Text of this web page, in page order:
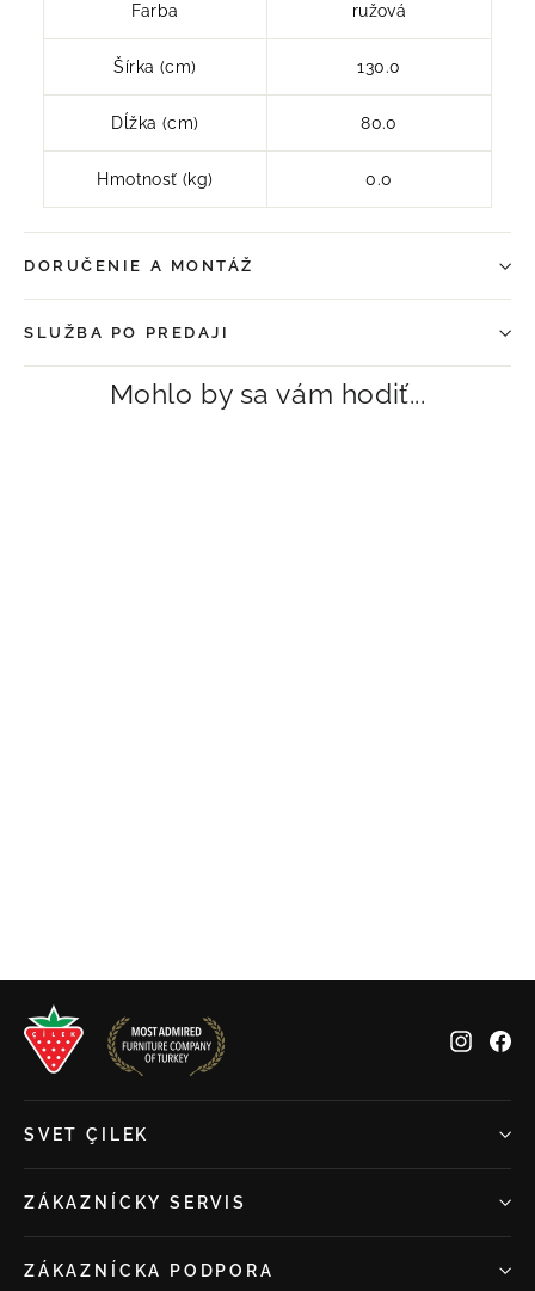
Farba ružová
Šírka (cm) 130.0
Dĺžka (cm) 80.0
Hmotnosť (kg) 0.0
DORUČENIE A MONTÁŽ
SLUŽBA PO PREDAJI
Mohlo by sa vám hodiť...
SVET ÇILEK
ZÁKAZNÍCKY SERVIS
ZÁKAZNÍCKA PODPORA